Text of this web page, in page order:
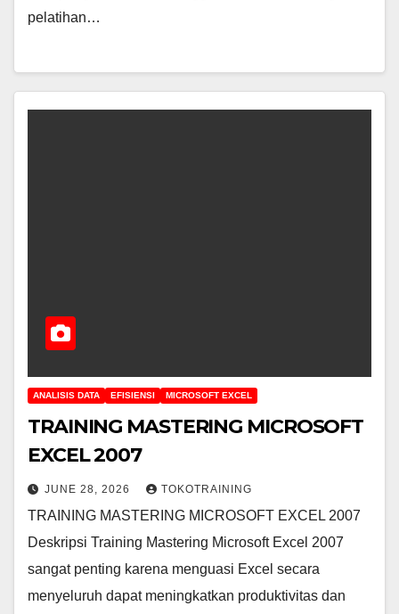
pelatihan…
ANALISIS DATA EFISIENSI MICROSOFT EXCEL
TRAINING MASTERING MICROSOFT
EXCEL 2007
JUNE 28, 2026 TOKOTRAINING
TRAINING MASTERING MICROSOFT EXCEL 2007
Deskripsi Training Mastering Microsoft Excel 2007
sangat penting karena menguasi Excel secara
menyeluruh dapat meningkatkan produktivitas dan